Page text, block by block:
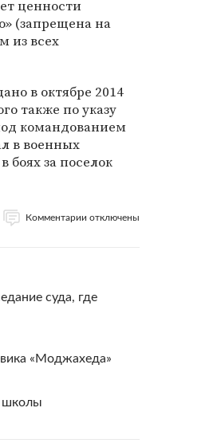
ценности
(запрещена на
из всех
в октябре 2014
также по указу
командованием
в военных
боях за поселок
Комментарии отключены
суда, где
«Моджахеда»
школы